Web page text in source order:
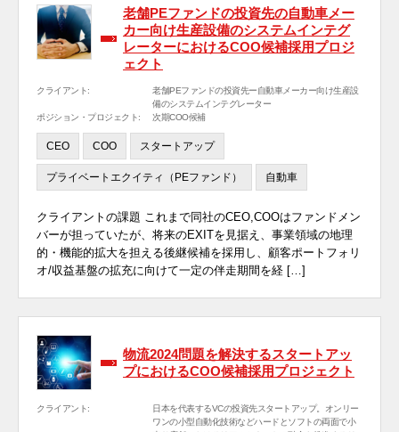
老舗PEファンドの投資先の自動車メー
カー向け生産設備のシステムインテグ
レーターにおけるCOO候補採用プロジ
ェクト
クライアント:
老舗PEファンドの投資先ー自動車メーカー向け生産設
備のシステムインテグレーター
ポジション・プロジェクト:
次期COO候補
CEO COO スタートアップ
プライベートエクイティ（PEファンド） 自動車
クライアントの課題 これまで同社のCEO,COOはファンドメン
バーが担っていたが、将来のEXITを見据え、事業領域の地理
的・機能的拡大を担える後継候補を採用し、顧客ポートフォリ
オ/収益基盤の拡充に向けて一定の伴走期間を経 […]
物流2024問題を解決するスタートアッ
プにおけるCOO候補採用プロジェクト
クライアント:
日本を代表するVCの投資先スタートアップ。オンリー
ワンの小型自動化技術などハードとソフトの両面で小